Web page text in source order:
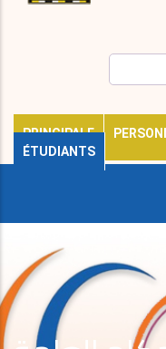
PRINCIPALE
ÉTUDIANTS